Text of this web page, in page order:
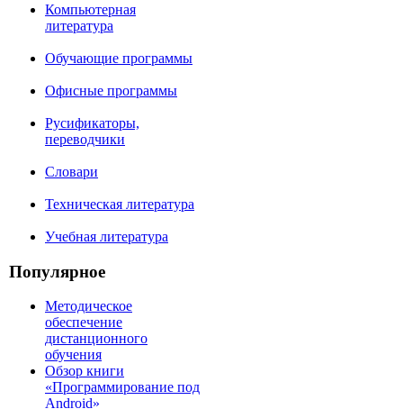
Компьютерная
литература
Обучающие программы
Офисные программы
Русификаторы,
переводчики
Словари
Техническая литература
Учебная литература
Популярное
Методическое
обеспечение
дистанционного
обучения
Обзор книги
«Программирование под
Android»